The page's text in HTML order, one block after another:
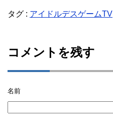
タグ : アイドルデスゲームTV
コメントを残す
名前